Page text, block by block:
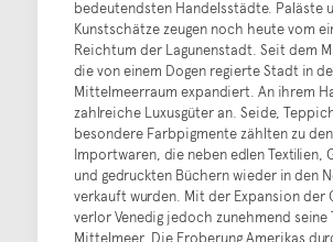
bedeutendsten Handelsstädte. Paläste
Kunstschätze zeugen noch heute vom
Reichtum der Lagunenstadt. Seit dem
die von einem Dogen regierte Stadt in
Mittelmeerraum expandiert. An ihrem
zahlreiche Luxusgüter an. Seide,
besondere Farbpigmente zählten zu
Importwaren, die neben edlen Textilien,
und gedruckten Büchern wieder in den
verkauft wurden. Mit der Expansion der
verlor Venedig jedoch zunehmend
Mittelmeer. Die Eroberung Amerikas